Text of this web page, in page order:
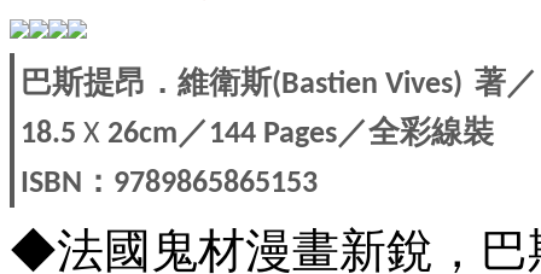
巴斯提昂．維衛斯(Bastien Vives) 著／
18.5 X 26cm／144 Pages／全彩線裝
ISBN ： 9789865865153
◆法國鬼材漫畫新銳，巴